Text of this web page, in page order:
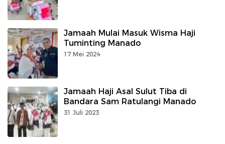
Jamaah Mulai Masuk Wisma Haji
Tuminting Manado
17 Mei 2024
Jamaah Haji Asal Sulut Tiba di
Bandara Sam Ratulangi Manado
31 Juli 2023